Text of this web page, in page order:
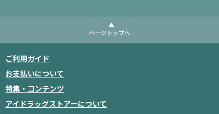
ページトップへ
ご利用ガイド
お支払いについて
特集・コンテンツ
アイドラッグストアーについて